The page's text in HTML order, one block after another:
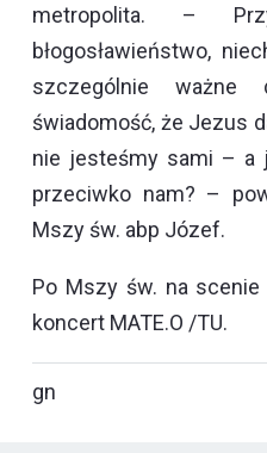
metropolita. –
błogosławieństwo,
szczególnie
świadomość, że Jezus
nie jesteśmy sami – a
przeciwko nam? –
Mszy św. abp Józef.
Po Mszy św. na
koncert MATE.O /TU.
gn